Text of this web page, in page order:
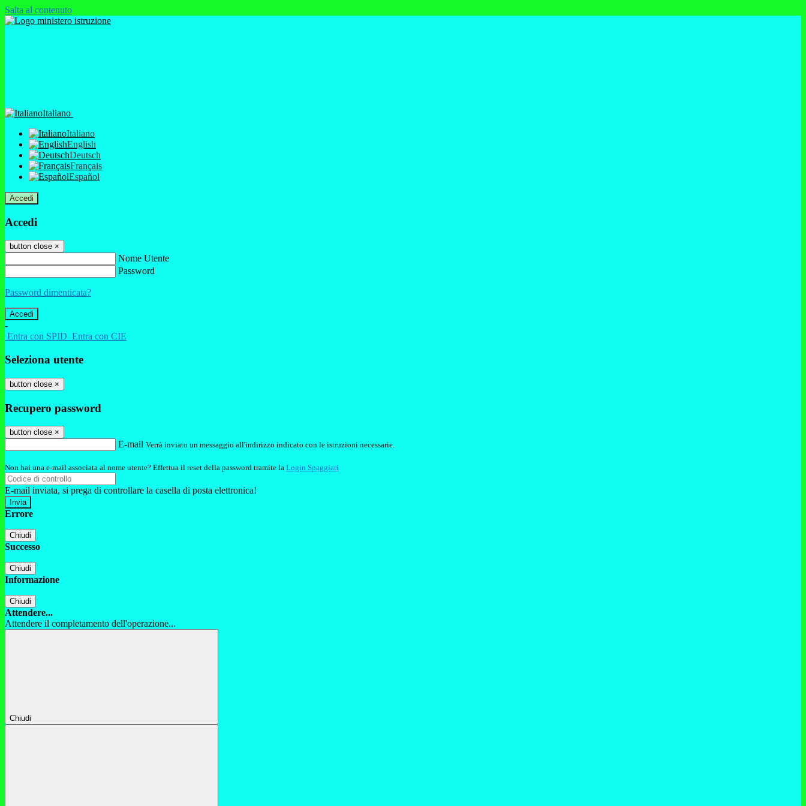
Salta al contenuto
Italiano
Italiano
English
Deutsch
Français
Español
Accedi
Accedi
button close ×
Nome Utente
Password
Password dimenticata?
-
Entra con SPID Entra con CIE
Seleziona utente
button close ×
Recupero password
button close ×
E-mail Verrà inviato un messaggio all'indirizzo indicato con le istruzioni necessarie.
Non hai una e-mail associata al nome utente? Effettua il reset della password tramite la Login Spaggiari
E-mail inviata, si prega di controllare la casella di posta elettronica!
Errore
Chiudi
Successo
Chiudi
Informazione
Chiudi
Attendere...
Attendere il completamento dell'operazione...
Chiudi